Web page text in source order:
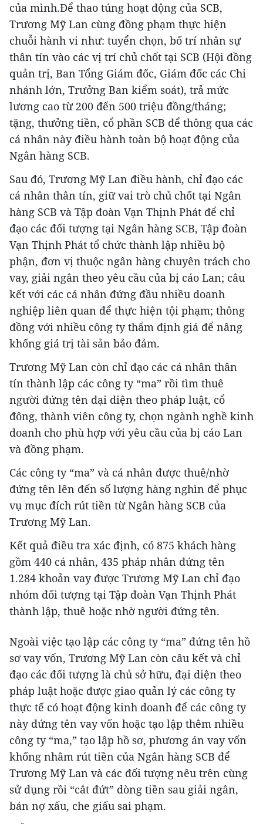
của mình.Để thao túng hoạt động của SCB,
Trương Mỹ Lan cùng đồng phạm thực hiện
chuỗi hành vi như: tuyển chọn, bố trí nhân sự
thân tín vào các vị trí chủ chốt tại SCB (Hội đồng
quản trị, Ban Tổng Giám đốc, Giám đốc các Chi
nhánh lớn, Trưởng Ban kiểm soát), trả mức
lương cao từ 200 đến 500 triệu đồng/tháng;
tặng, thưởng tiền, cổ phần SCB để thông qua các
cá nhân này điều hành toàn bộ hoạt động của
Ngân hàng SCB.
Sau đó, Trương Mỹ Lan điều hành, chỉ đạo các
cá nhân thân tín, giữ vai trò chủ chốt tại Ngân
hàng SCB và Tập đoàn Vạn Thịnh Phát để chỉ
đạo các đối tượng tại Ngân hàng SCB, Tập đoàn
Vạn Thịnh Phát tổ chức thành lập nhiều bộ
phận, đơn vị thuộc ngân hàng chuyên trách cho
vay, giải ngân theo yêu cầu của bị cáo Lan; câu
kết với các cá nhân đứng đầu nhiều doanh
nghiệp liên quan để thực hiện tội phạm; thông
đồng với nhiều công ty thẩm định giá để nâng
khống giá trị tài sản bảo đảm.
Trương Mỹ Lan còn chỉ đạo các cá nhân thân
tín thành lập các công ty “ma” rồi tìm thuê
người đứng tên đại diện theo pháp luật, cổ
đông, thành viên công ty, chọn ngành nghề kinh
doanh cho phù hợp với yêu cầu của bị cáo Lan
và đồng phạm.
Các công ty “ma” và cá nhân được thuê/nhờ
đứng tên lên đến số lượng hàng nghìn để phục
vụ mục đích rút tiền từ Ngân hàng SCB của
Trương Mỹ Lan.
Kết quả điều tra xác định, có 875 khách hàng
gồm 440 cá nhân, 435 pháp nhân đứng tên
1.284 khoản vay được Trương Mỹ Lan chỉ đạo
nhóm đối tượng tại Tập đoàn Vạn Thịnh Phát
thành lập, thuê hoặc nhờ người đứng tên.
Ngoài việc tạo lập các công ty “ma” đứng tên hồ
sơ vay vốn, Trương Mỹ Lan còn câu kết và chỉ
đạo các đối tượng là chủ sở hữu, đại diện theo
pháp luật hoặc được giao quản lý các công ty
thực tế có hoạt động kinh doanh để các công ty
này đứng tên vay vốn hoặc tạo lập thêm nhiều
công ty “ma,” tạo lập hồ sơ, phương án vay vốn
khống nhằm rút tiền của Ngân hàng SCB để
Trương Mỹ Lan và các đối tượng nêu trên cùng
sử dụng rồi “cắt đứt” dòng tiền sau giải ngân,
bán nợ xấu, che giấu sai phạm.